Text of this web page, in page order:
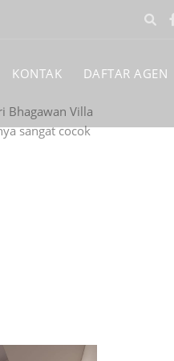
KONTAK DAFTAR AGEN
Bhagawan Villa
sangat cocok